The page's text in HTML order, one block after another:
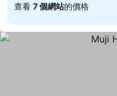
查看 7 個網站的價格